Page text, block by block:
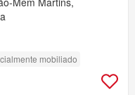
mobiliado